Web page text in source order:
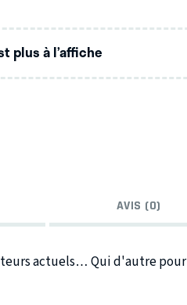
plus à l’affiche
AVIS (0)
actuels… Qui d'autre pour